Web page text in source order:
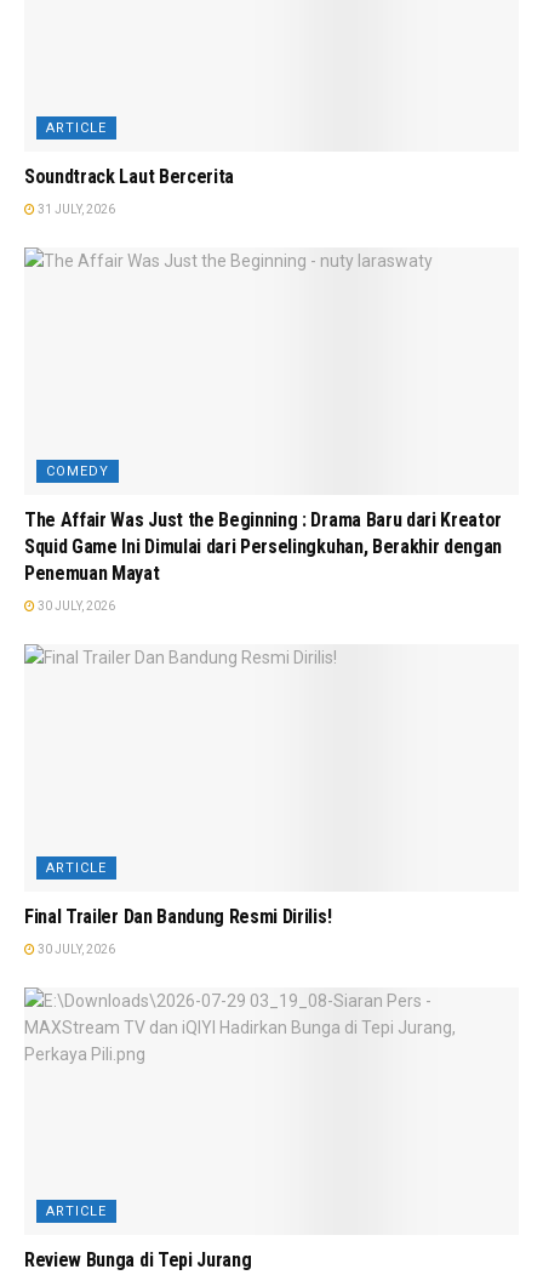
ARTICLE
Soundtrack Laut Bercerita
31 JULY, 2026
COMEDY
The Affair Was Just the Beginning : Drama Baru dari Kreator
Squid Game Ini Dimulai dari Perselingkuhan, Berakhir dengan
Penemuan Mayat
30 JULY, 2026
ARTICLE
Final Trailer Dan Bandung Resmi Dirilis!
30 JULY, 2026
ARTICLE
Review Bunga di Tepi Jurang